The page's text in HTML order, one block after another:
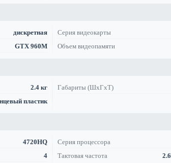
дискретная Серия видеокарты
GTX 960M Объем видеопамяти
2.4 кг Габариты (ШхГхТ)
пластик
4720HQ Серия процессора
4 Тактовая частота